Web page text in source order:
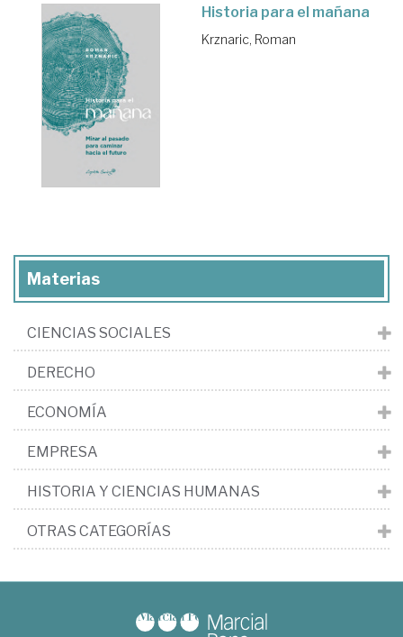
Historia para el mañana
Krznaric, Roman
Materias
CIENCIAS SOCIALES
DERECHO
ECONOMÍA
EMPRESA
HISTORIA Y CIENCIAS HUMANAS
OTRAS CATEGORÍAS